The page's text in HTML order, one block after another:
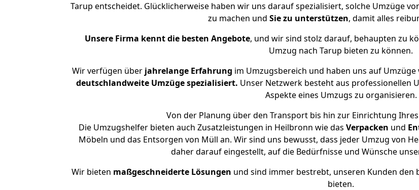
Tarup entscheidet. Glücklicherweise haben wir uns darauf spezialisiert, solche Umzüge
zu machen und Sie zu unterstützen, damit alles
Unsere Firma kennt die besten Angebote, und wir sind stolz darauf, behaupten zu
Umzug nach Tarup bieten zu können.
Wir verfügen überjahrelange Erfahrung im Umzugsbereich und haben uns auf
deutschlandweite Umzüge spezialisiert. Unser Netzwerk besteht aus professionellen
Aspekte eines Umzugs zu organisieren.
Von der Planung über den Transport bis hin zur Einrichtung
Die Umzugshelfer bieten auch Zusatzleistungen in Heilbronn wie das Verpacken und
Möbeln und das Entsorgen von Müll an. Wir sind uns bewusst, dass jeder Umzug von
daher darauf eingestellt, auf die Bedürfnisse und Wünsche
Wir bieten maßgeschneiderte Lösungen und sind immer bestrebt, unseren Kunden den
bieten.